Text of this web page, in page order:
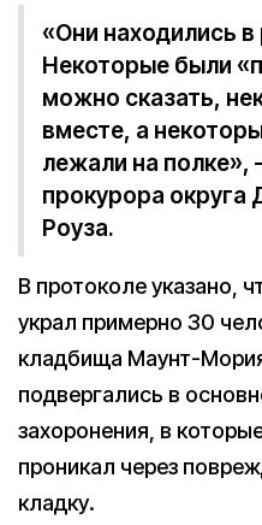
«Они находились в
Некоторые были
можно сказать,
вместе, а
лежали на полке»,
прокурора округа
Роуза.
В протоколе указано,
украл примерно 30
кладбища Маунт-
подвергались в
захоронения, в
проникал через
кладку.